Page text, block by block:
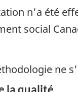
n'a été
social
ne
la qualité